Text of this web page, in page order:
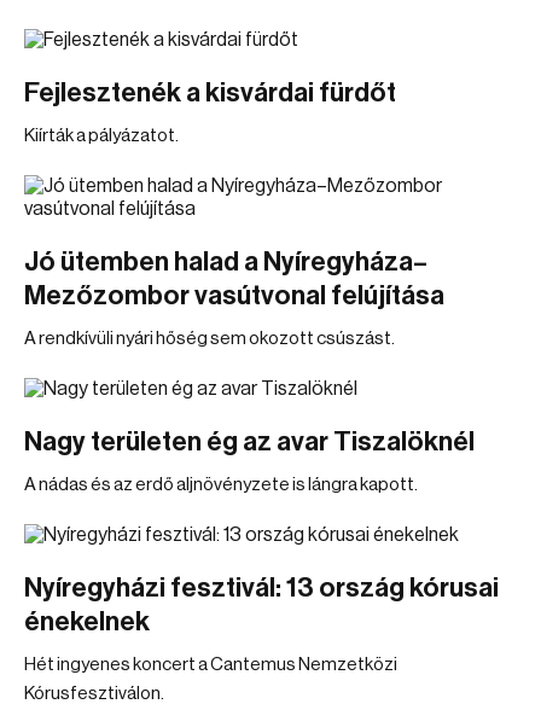
Fejlesztenék a kisvárdai fürdőt
Kiírták a pályázatot.
Jó ütemben halad a Nyíregyháza–
Mezőzombor vasútvonal felújítása
A rendkívüli nyári hőség sem okozott csúszást.
Nagy területen ég az avar Tiszalöknél
A nádas és az erdő aljnövényzete is lángra kapott.
Nyíregyházi fesztivál: 13 ország kórusai
énekelnek
Hét ingyenes koncert a Cantemus Nemzetközi
Kórusfesztiválon.